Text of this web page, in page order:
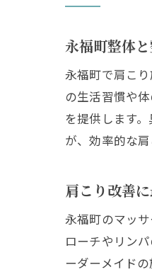
永福町整体
永福町で肩こ
の生活習慣や
を提供します
が、効率的な肩
肩こり改善
永福町のマッ
ローチやリン
ーダーメイド